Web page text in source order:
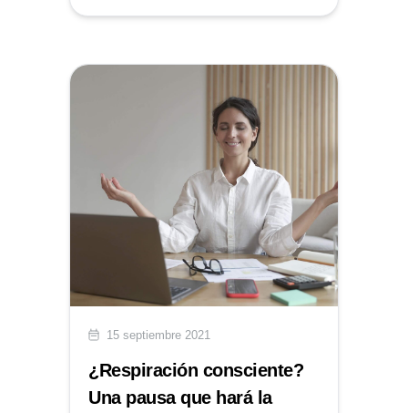
15 septiembre 2021
¿Respiración consciente?
Una pausa que hará la